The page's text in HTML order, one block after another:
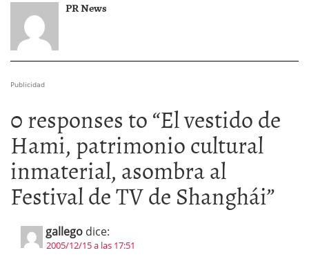
PR News
Publicidad
0 responses to “El vestido de
Hami, patrimonio cultural
inmaterial, asombra al
Festival de TV de Shanghái”
gallego dice:
2005/12/15 a las 17:51